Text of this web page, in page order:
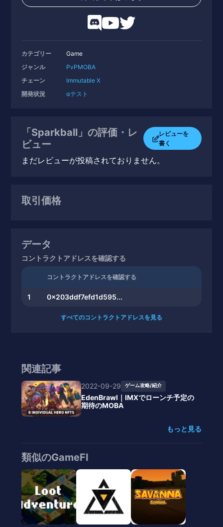
カテゴリー
Game
ジャンル
PvPMOBA
チェーン
Immutable X
開発状況
αテスト
「Sparkball」の評価・レ
ビュー
レビューを
書く
まだレビューが投稿されておりません。
取引価格
データ
コントラクトアドレスを確認する
コントラクトアドレスを確認する
1 0x203ddf7efd1d595...
すべてのコントラクトアドレスを見る
関連記事
2022-09-29 ゲーム攻略/紹介
EdenBrawl｜IMXでローンチ予定の
期待のMOBA
もっと見る
類似のGameFI